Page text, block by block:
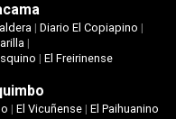
| Diario El Copiapino |
|
| El Freirinense
| El Vicuñense| El Paihuanino